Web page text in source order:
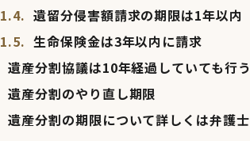
1.4. 遺留分侵害額請求の期限は1年以内
1.5. 生命保険金は3年以内に請求
遺産分割協議は10年経過していても行
遺産分割のやり直し期限
遺産分割の期限について詳しくは弁護